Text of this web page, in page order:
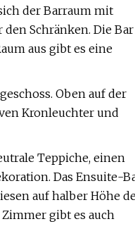
der Barraum mit
Schränken. Die Bar
aus gibt es eine
Oben auf der
Kronleuchter und
Teppiche, einen
Das Ensuite-
auf halber Höhe
gibt es auch